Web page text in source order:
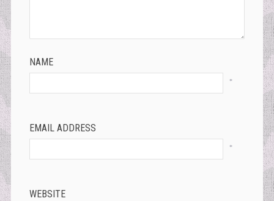
NAME
*
EMAIL ADDRESS
*
WEBSITE